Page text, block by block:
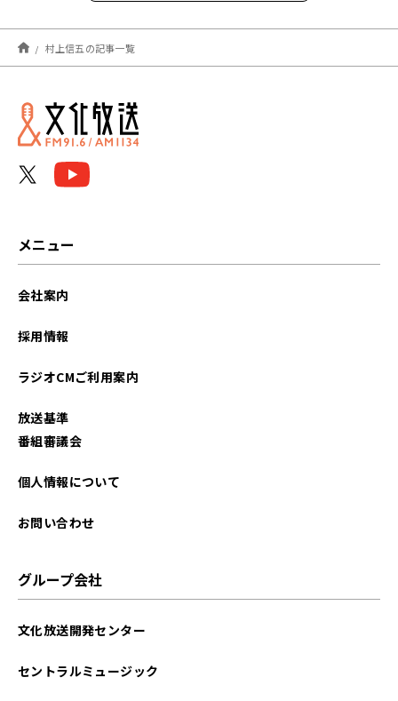
2026年06月
2026年05月
2026年04月
2025年07月
2025年04月
村上信五の記事一覧
メニュー
会社案内
採用情報
ラジオCMご利用案内
放送基準
番組審議会
個人情報について
お問い合わせ
グループ会社
文化放送開発センター
セントラルミュージック